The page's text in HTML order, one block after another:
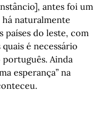
antes foi um
há naturalmente
países do leste, com
é necessário
Ainda
esperança” na